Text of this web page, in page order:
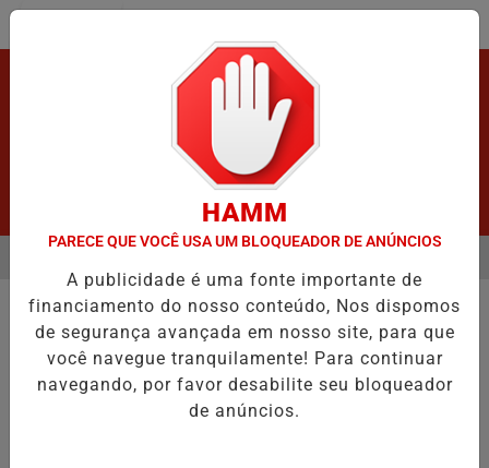
EM ALTA
/PODCASTS JORNAL DO MEIO DIA
BUSCAR
HAMM
PARECE QUE VOCÊ USA UM BLOQUEADOR DE ANÚNCIOS
A publicidade é uma fonte importante de
financiamento do nosso conteúdo, Nos dispomos
de segurança avançada em nosso site, para que
você navegue tranquilamente! Para continuar
navegando, por favor desabilite seu bloqueador
de anúncios.